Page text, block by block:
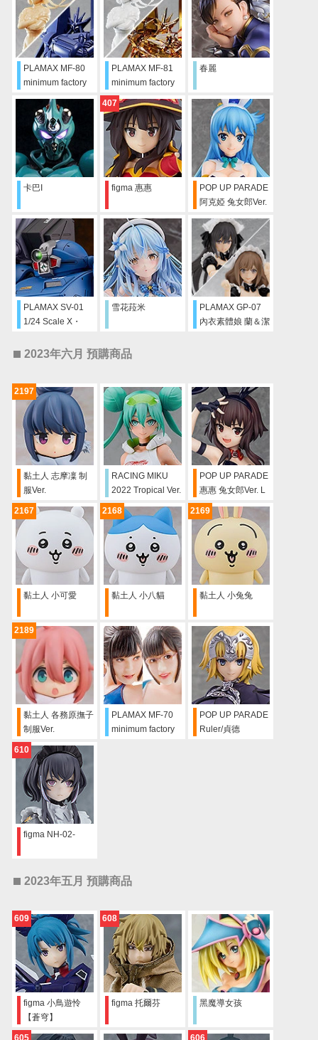
PLAMAX MF-80
minimum factory
GunBuster 角色顏
色Ver.
PLAMAX MF-81
minimum factory
高屋法子 with
GunBuster 特效色
Ver.
春麗
卡巴I figma 惠惠
407
POP UP PARADE
阿克婭 兔女郎Ver.
PLAMAX SV-01
1/24 Scale X・
Dog
雪花菈米
PLAMAX GP-07
內衣素體娘 蘭＆潔
2023年六月 預購商品
黏土人 志摩凜 制
服Ver.
2197
RACING MIKU
2022 Tropical Ver.
POP UP PARADE
惠惠 兔女郎Ver. L
size
黏土人 小可愛
2167
黏土人 小八貓
2168
黏土人 小兔兔
2169
黏土人 各務原撫子
制服Ver.
2189
PLAMAX MF-70
minimum factory
POP UP PARADE
Ruler/貞德
figma NH-02-
610
2023年五月 預購商品
figma 小鳥遊怜
【蒼穹】
609
figma 托爾芬
608
黑魔導女孩
605 606